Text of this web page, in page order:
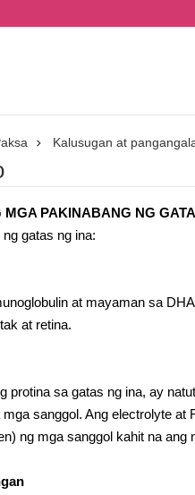
Kalusugan at
MGA PAKINABANG NG
gatas ng ina:
at mayaman sa
at retina.
protina sa gatas ng ina, ay
mga sanggol. Ang electrolyte
ng mga sanggol kahit na